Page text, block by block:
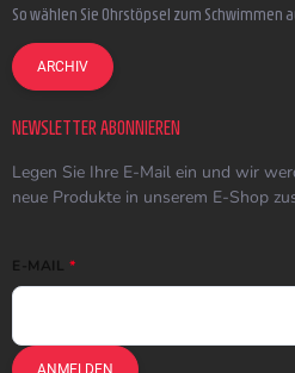
So wählen Sie Ohrstöpsel zum Schwimmen
ARCHIV
NEWSLETTER ABONNIEREN
Legen Sie Ihre E-Mail ein und wir
neue Produkte in unserem E-Shop
E-MAIL
ANMELDEN